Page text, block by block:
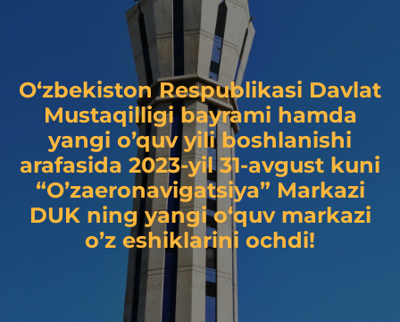
O‘zbekiston Respublikasi Davlat
Mustaqilligi bayrami hamda
yangi o’quv yili boshlanishi
arafasida 2023-yil 31-avgust kuni
“O’zaeronavigatsiya” Markazi
DUK ning yangi o‘quv markazi
o’z eshiklarini ochdi!